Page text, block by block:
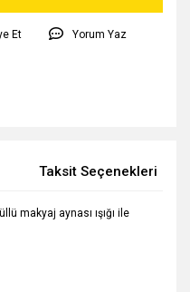
Et Yorum Yaz
Taksit Seçenekleri
makyaj aynası ışığı ile